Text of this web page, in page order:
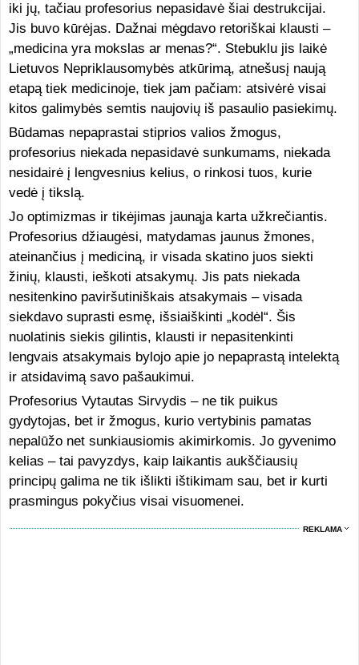
iki jų, tačiau profesorius nepasidavė šiai destrukcijai.
Jis buvo kūrėjas. Dažnai mėgdavo retoriškai klausti –
„medicina yra mokslas ar menas?“. Stebuklu jis laikė
Lietuvos Nepriklausomybės atkūrimą, atnešusį naują
etapą tiek medicinoje, tiek jam pačiam: atsivėrė visai
kitos galimybės semtis naujovių iš pasaulio pasiekimų.
Būdamas nepaprastai stiprios valios žmogus,
profesorius niekada nepasidavė sunkumams, niekada
nesidairė į lengvesnius kelius, o rinkosi tuos, kurie
vedė į tikslą.
Jo optimizmas ir tikėjimas jaunąja karta užkrečiantis.
Profesorius džiaugėsi, matydamas jaunus žmones,
ateinančius į mediciną, ir visada skatino juos siekti
žinių, klausti, ieškoti atsakymų. Jis pats niekada
nesitenkino paviršutiniškais atsakymais – visada
siekdavo suprasti esmę, išsiaiškinti „kodėl“. Šis
nuolatinis siekis gilintis, klausti ir nepasitenkinti
lengvais atsakymais bylojo apie jo nepaprastą intelektą
ir atsidavimą savo pašaukimui.
Profesorius Vytautas Sirvydis – ne tik puikus
gydytojas, bet ir žmogus, kurio vertybinis pamatas
nepalūžo net sunkiausiomis akimirkomis. Jo gyvenimo
kelias – tai pavyzdys, kaip laikantis aukščiausių
principų galima ne tik išlikti ištikimam sau, bet ir kurti
prasmingus pokyčius visai visuomenei.
REKLAMA